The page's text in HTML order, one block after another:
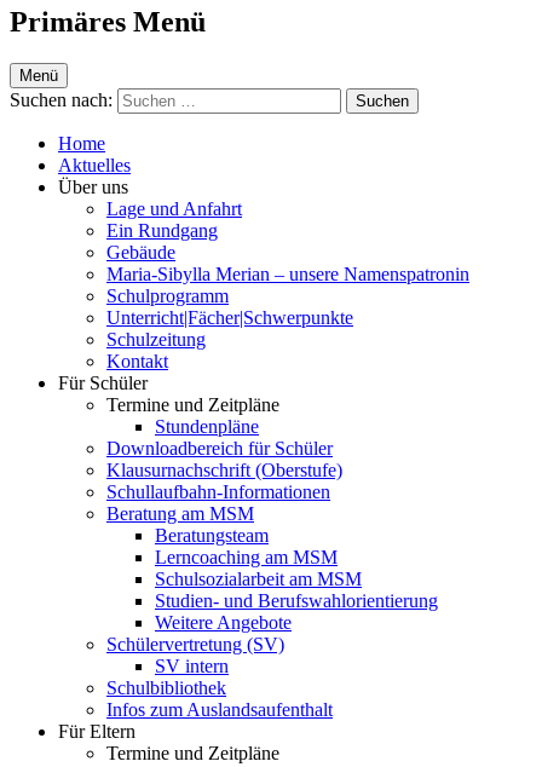
Maria-Sibylla-Merian-Gymnasium Krefeld
Webseite des MSM
Primäres Menü
Menü
Suchen nach:
Home
Aktuelles
Über uns
Lage und Anfahrt
Ein Rundgang
Gebäude
Maria-Sibylla Merian – unsere Namenspatronin
Schulprogramm
Unterricht|Fächer|Schwerpunkte
Schulzeitung
Kontakt
Für Schüler
Termine und Zeitpläne
Stundenpläne
Downloadbereich für Schüler
Klausurnachschrift (Oberstufe)
Schullaufbahn-Informationen
Beratung am MSM
Beratungsteam
Lerncoaching am MSM
Schulsozialarbeit am MSM
Studien- und Berufswahlorientierung
Weitere Angebote
Schülervertretung (SV)
SV intern
Schulbibliothek
Infos zum Auslandsaufenthalt
Für Eltern
Termine und Zeitpläne